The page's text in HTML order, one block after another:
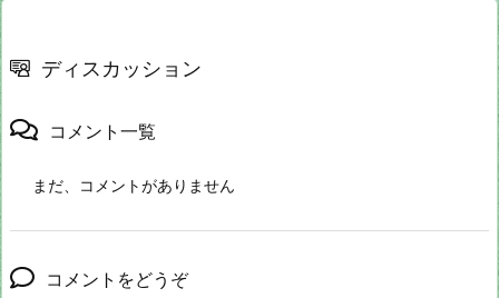
ディスカッション
コメント一覧
まだ、コメントがありません
コメントをどうぞ